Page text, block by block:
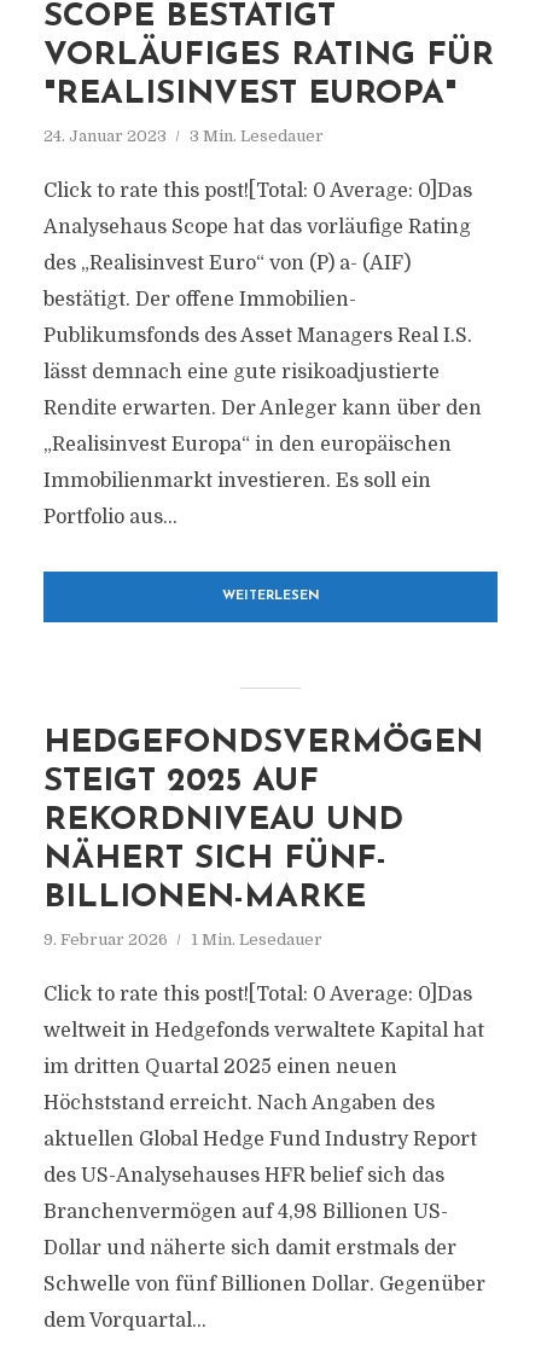
SCOPE BESTÄTIGT
VORLÄUFIGES RATING FÜR
"REALISINVEST EUROPA"
24. Januar 2023 3 Min. Lesedauer
Click to rate this post![Total: 0 Average: 0]Das
Analysehaus Scope hat das vorläufige Rating
des „Realisinvest Euro“ von (P) a- (AIF)
bestätigt. Der offene Immobilien-
Publikumsfonds des Asset Managers Real I.S.
lässt demnach eine gute risikoadjustierte
Rendite erwarten. Der Anleger kann über den
„Realisinvest Europa“ in den europäischen
Immobilienmarkt investieren. Es soll ein
Portfolio aus...
WEITERLESEN
HEDGEFONDSVERMÖGEN
STEIGT 2025 AUF
REKORDNIVEAU UND
NÄHERT SICH FÜNF-
BILLIONEN-MARKE
9. Februar 2026 1 Min. Lesedauer
Click to rate this post![Total: 0 Average: 0]Das
weltweit in Hedgefonds verwaltete Kapital hat
im dritten Quartal 2025 einen neuen
Höchststand erreicht. Nach Angaben des
aktuellen Global Hedge Fund Industry Report
des US-Analysehauses HFR belief sich das
Branchenvermögen auf 4,98 Billionen US-
Dollar und näherte sich damit erstmals der
Schwelle von fünf Billionen Dollar. Gegenüber
dem Vorquartal...